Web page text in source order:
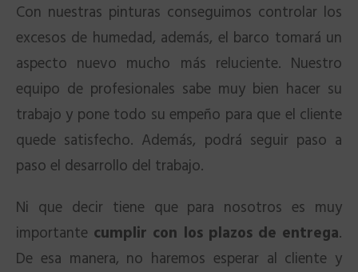
Con nuestras pinturas conseguimos controlar los
excesos de humedad, además, el barco tomará un
aspecto nuevo mucho más reluciente. Nuestro
equipo de profesionales sabe muy bien hacer su
trabajo y pone todo su empeño para que el cliente
quede satisfecho. Además, podrá seguir paso a
paso el desarrollo del trabajo.
Ni que decir tiene que para nosotros es muy
importante cumplir con los plazos de entrega.
De esa manera, no haremos esperar al cliente y